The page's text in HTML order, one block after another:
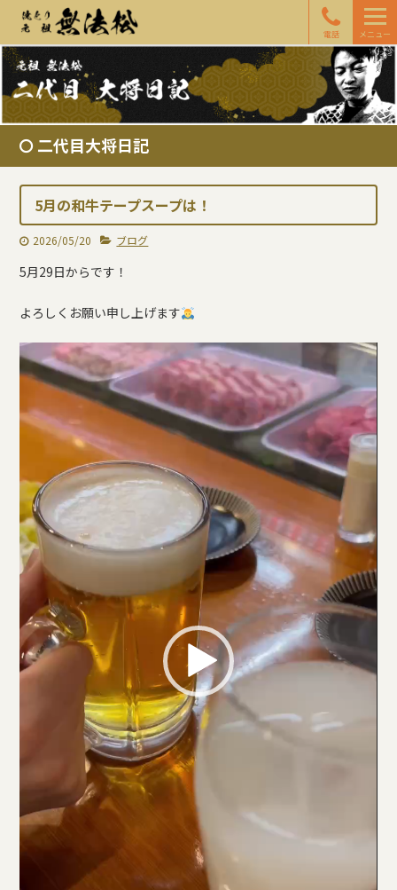
電話 メニュー
二代目大将日記
5月の和牛テープスープは！
2026/05/20 ブログ
5月29日からです！
よろしくお願い申し上げます
動
画
レ
ー